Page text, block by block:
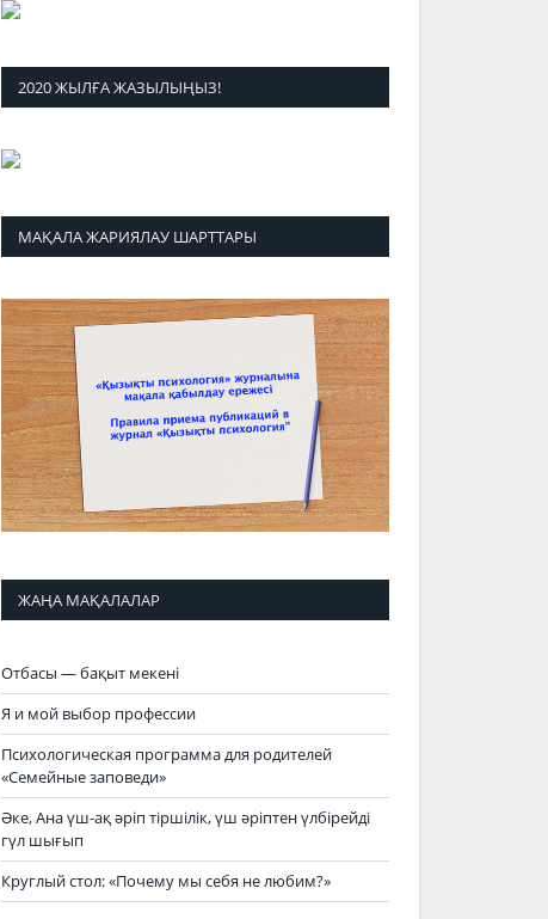
2020 ЖЫЛҒА ЖАЗЫЛЫҢЫЗ!
МАҚАЛА ЖАРИЯЛАУ ШАРТТАРЫ
ЖАҢА МАҚАЛАЛАР
Отбасы — бақыт мекені
Я и мой выбор профессии
Психологическая программа для родителей
«Семейные заповеди»
Әке, Ана үш-ақ әріп тіршілік, үш әріптен үлбірейді
гүл шығып
Круглый стол: «Почему мы себя не любим?»